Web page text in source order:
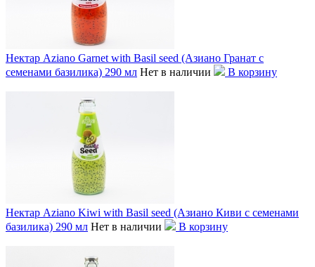
Нектар Aziano Garnet with Basil seed (Азиано Гранат с
семенами базилика) 290 мл Нет в наличии В корзину
Нектар Aziano Kiwi with Basil seed (Азиано Киви с семенами
базилика) 290 мл Нет в наличии В корзину